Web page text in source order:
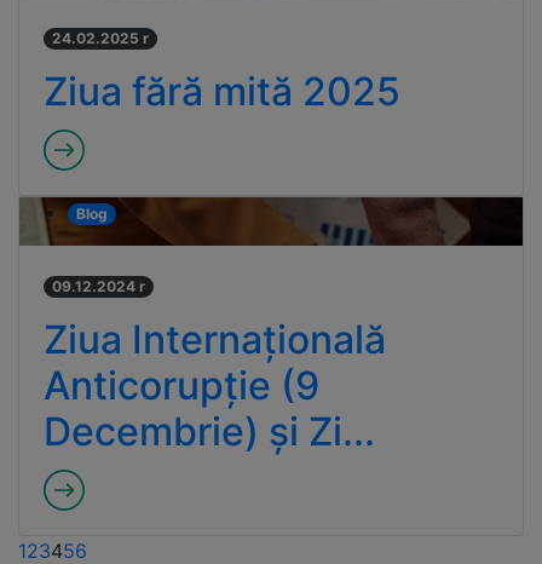
24.02.2025 r
Ziua fără mită 2025
Blog
09.12.2024 r
Ziua Internațională
Anticorupție (9
Decembrie) și Zi...
123456